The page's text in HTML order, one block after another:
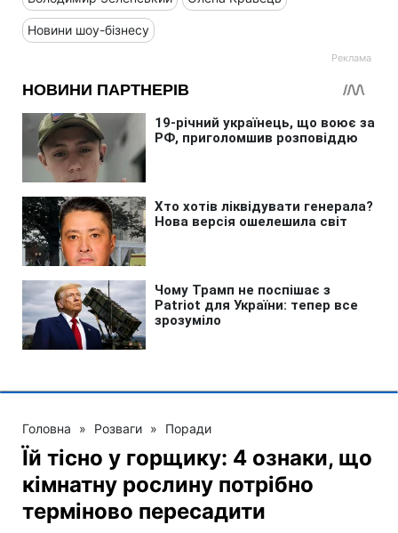
Новини шоу-бізнесу
Головна » Розваги » Поради
Їй тісно у горщику: 4 ознаки, що
кімнатну рослину потрібно
терміново пересадити